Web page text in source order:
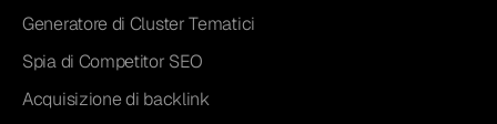
Generatore di Cluster Tematici
Spia di Competitor SEO
Acquisizione di backlink